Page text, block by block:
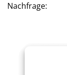
Nachfrage: